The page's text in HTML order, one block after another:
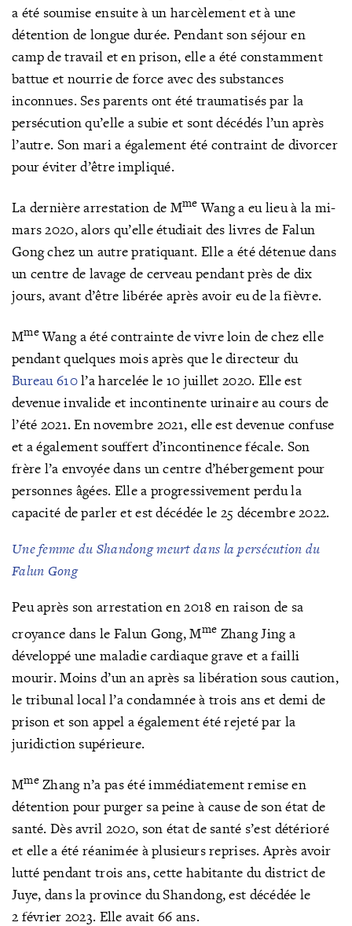
a été soumise ensuite à un harcèlement et à une
détention de longue durée. Pendant son séjour en
camp de travail et en prison, elle a été constamment
battue et nourrie de force avec des substances
inconnues. Ses parents ont été traumatisés par la
persécution qu’elle a subie et sont décédés l’un après
l’autre. Son mari a également été contraint de divorcer
pour éviter d’être impliqué.
La dernière arrestation de Mme Wang a eu lieu à la mi-
mars 2020, alors qu’elle étudiait des livres de Falun
Gong chez un autre pratiquant. Elle a été détenue dans
un centre de lavage de cerveau pendant près de dix
jours, avant d’être libérée après avoir eu de la fièvre.
MmeWang a été contrainte de vivre loin de chez elle
pendant quelques mois après que le directeur du
Bureau 610l’a harcelée le 10 juillet 2020. Elle est
devenue invalide et incontinente urinaire au cours de
l’été 2021. En novembre 2021, elle est devenue confuse
et a également souffert d’incontinence fécale. Son
frère l’a envoyée dans un centre d’hébergement pour
personnes âgées. Elle a progressivement perdu la
capacité de parler et est décédée le 25 décembre 2022.
Une femme du Shandong meurt dans la persécution du
Falun Gong
Peu après son arrestation en 2018 en raison de sa
croyance dans le Falun Gong, Mme Zhang Jing a
développé une maladie cardiaque grave et a failli
mourir. Moins d’un an après sa libération sous caution,
le tribunal local l’a condamnée à trois ans et demi de
prison et son appel a également été rejeté par la
juridiction supérieure.
MmeZhang n’a pas été immédiatement remise en
détention pour purger sa peine à cause de son état de
santé. Dès avril 2020, son état de santé s’est détérioré
et elle a été réanimée à plusieurs reprises. Après avoir
lutté pendant trois ans, cette habitante du district de
Juye, dans la province du Shandong, est décédée le
2 février 2023. Elle avait 66 ans.